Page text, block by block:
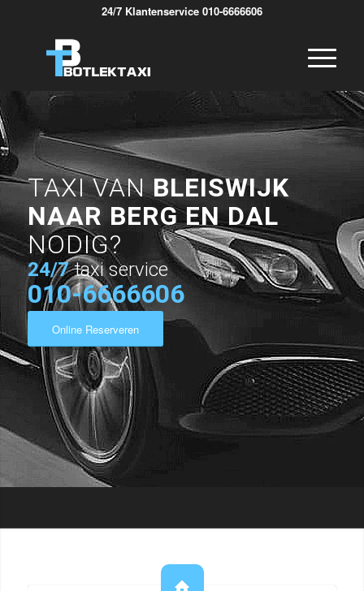
24/7 Klantenservice 010-6666606
TAXI VANBLEISWIJK
NAAR BERG EN DAL
NODIG?
24/7 taxi service
010-6666606
Online Reserveren